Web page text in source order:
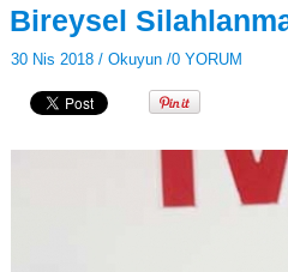
Bireysel
30 Nis 2018 / Okuyun /0 YORUM